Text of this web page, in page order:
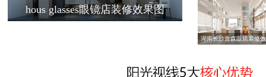
hous glasses眼镜店装修效果图
湖南长沙青森眼镜装修